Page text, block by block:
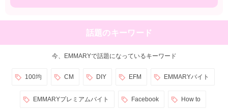
話題のキーワード
今、EMMARYで話題になっているキーワード
100均 CM DIY EFM EMMARYバイト
EMMARYプレミアムバイト Facebook How to